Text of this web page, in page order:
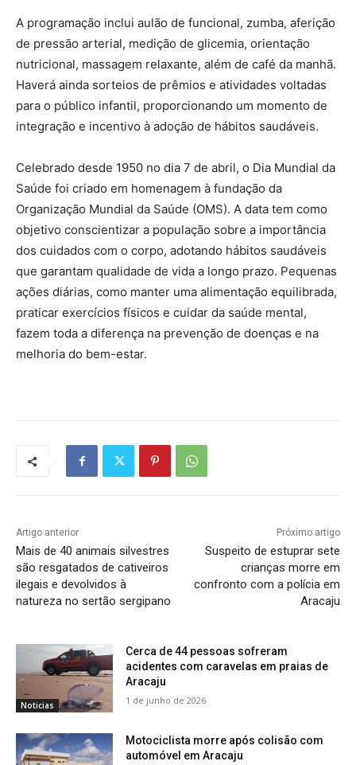
A programação inclui aulão de funcional, zumba, aferição
de pressão arterial, medição de glicemia, orientação
nutricional, massagem relaxante, além de café da manhã.
Haverá ainda sorteios de prêmios e atividades voltadas
para o público infantil, proporcionando um momento de
integração e incentivo à adoção de hábitos saudáveis.
Celebrado desde 1950 no dia 7 de abril, o Dia Mundial da
Saúde foi criado em homenagem à fundação da
Organização Mundial da Saúde (OMS). A data tem como
objetivo conscientizar a população sobre a importância
dos cuidados com o corpo, adotando hábitos saudáveis
que garantam qualidade de vida a longo prazo. Pequenas
ações diárias, como manter uma alimentação equilibrada,
praticar exercícios físicos e cuidar da saúde mental,
fazem toda a diferença na prevenção de doenças e na
melhoria do bem-estar.
Artigo anterior
Mais de 40 animais silvestres
são resgatados de cativeiros
ilegais e devolvidos à
natureza no sertão sergipano
Próximo artigo
Suspeito de estuprar sete
crianças morre em
confronto com a polícia em
Aracaju
Noticias
Cerca de 44 pessoas sofreram
acidentes com caravelas em praias de
Aracaju
1 de junho de 2026
Motociclista morre após colisão com
automóvel em Aracaju